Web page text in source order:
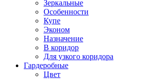
Зеркальные
Особенности
Купе
Эконом
Назначение
В коридор
Для узкого коридора
Гардеробные
Цвет